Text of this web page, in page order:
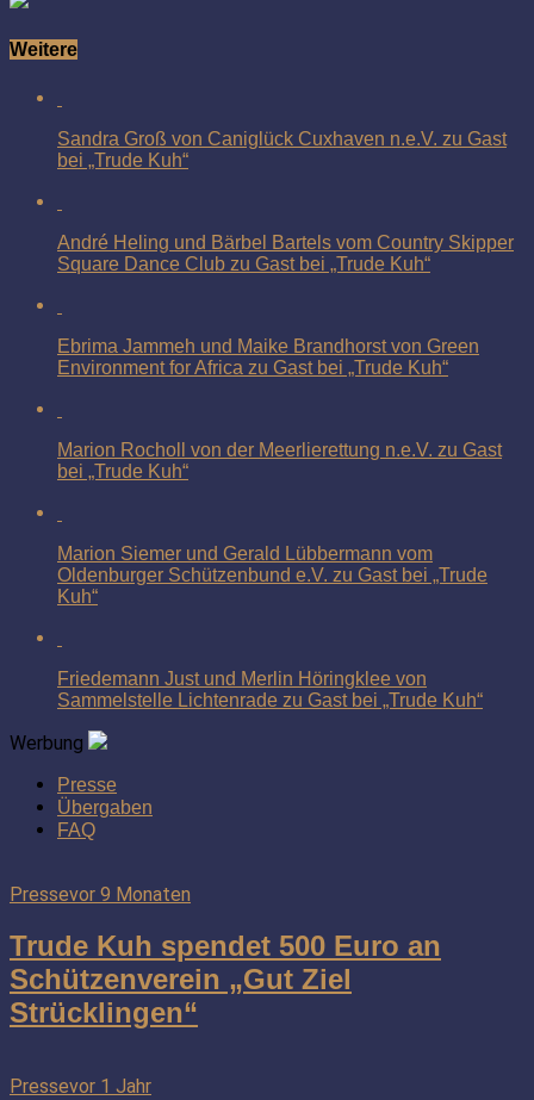
Weitere
Sandra Groß von Caniglück Cuxhaven n.e.V. zu Gast
bei „Trude Kuh“
André Heling und Bärbel Bartels vom Country Skipper
Square Dance Club zu Gast bei „Trude Kuh“
Ebrima Jammeh und Maike Brandhorst von Green
Environment for Africa zu Gast bei „Trude Kuh“
Marion Rocholl von der Meerlierettung n.e.V. zu Gast
bei „Trude Kuh“
Marion Siemer und Gerald Lübbermann vom
Oldenburger Schützenbund e.V. zu Gast bei „Trude
Kuh“
Friedemann Just und Merlin Höringklee von
Sammelstelle Lichtenrade zu Gast bei „Trude Kuh“
Werbung
Presse
Übergaben
FAQ
Pressevor 9 Monaten
Trude Kuh spendet 500 Euro an
Schützenverein „Gut Ziel
Strücklingen“
Pressevor 1 Jahr